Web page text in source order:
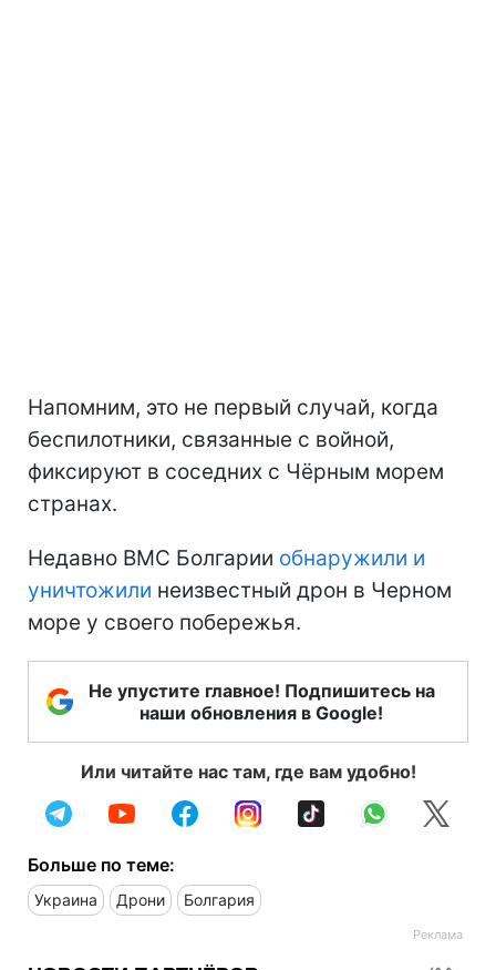
Напомним, это не первый случай, когда
беспилотники, связанные с войной,
фиксируют в соседних с Чёрным морем
странах.
Недавно ВМС Болгарии обнаружили и
уничтожили неизвестный дрон в Черном
море у своего побережья.
Не упустите главное! Подпишитесь на
наши обновления в Google!
Или читайте нас там, где вам удобно!
Больше по теме:
Украина Дрони Болгария